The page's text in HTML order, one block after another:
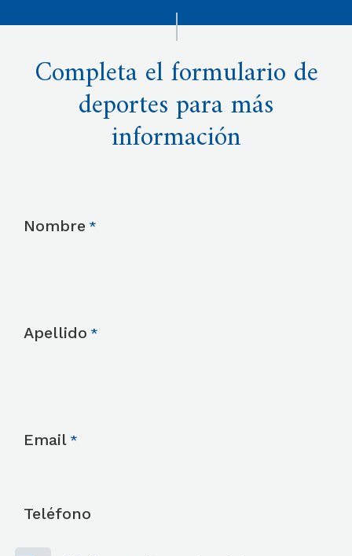
Completa el formulario de
deportes para más
información
Nombre
Apellido
Email
Teléfono